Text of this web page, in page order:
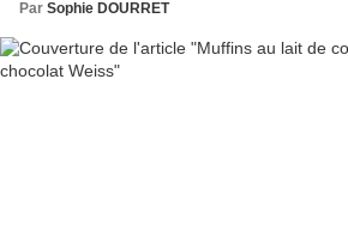
Par Sophie DOURRET